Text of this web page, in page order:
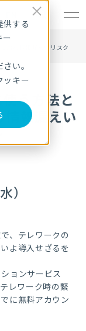
供する
ー
い。
ッキー
潜む情報漏えいリスク
う方法と
情報漏えい
）
、テレワークの
よ導入せざるを
ョンサービス
レワーク時の緊
に無料アカウン